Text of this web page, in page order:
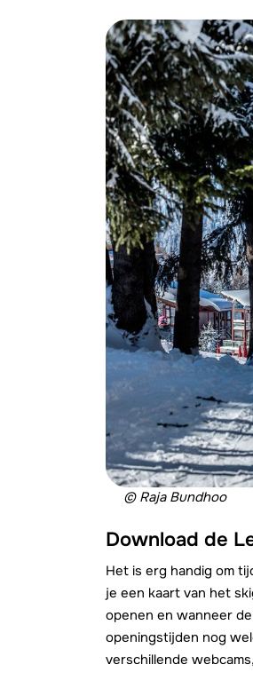
© Raja Bundhoo
Download de
Het is erg handig om
je een kaart van het
openen en wanneer
openingstijden nog
verschillende